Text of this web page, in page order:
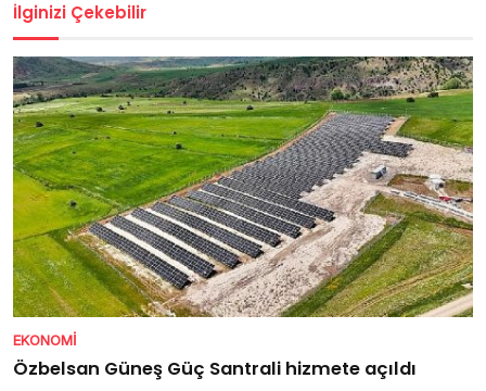
İlginizi Çekebilir
EKONOMI
Özbelsan Güneş Güç Santrali hizmete açıldı